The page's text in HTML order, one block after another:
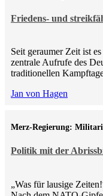
Friedens- und
Seit geraumer Zeit ist
zentrale Aufrufe des
traditionellen
Jan von Hagen
Politik mit der
Merz-Regierung:
„Was für lausige